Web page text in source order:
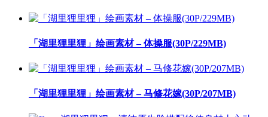
「湖里狸里狸」绘画素材 – 体操服(30P/229MB)
「湖里狸里狸」绘画素材 – 马修花嫁(30P/207MB)